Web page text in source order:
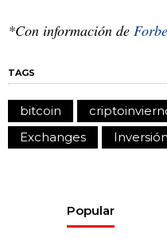
*Con información de
TAGS
bitcoin
Exchanges
Inversión
Popular